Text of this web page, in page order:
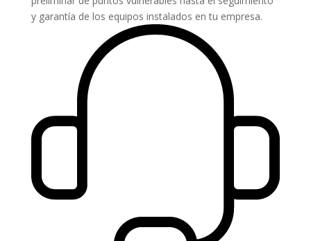
y garantía de los equipos instalados en tu empresa.